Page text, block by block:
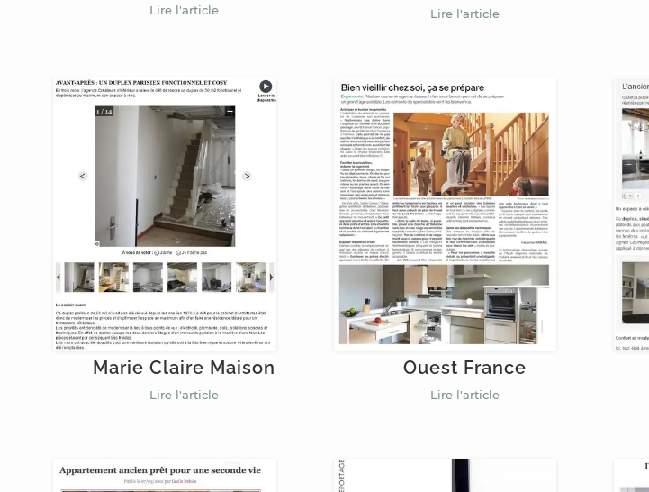
Lire l'article Lire l'article
Marie Claire Maison
Lire l'article
Ouest France
Lire l'article